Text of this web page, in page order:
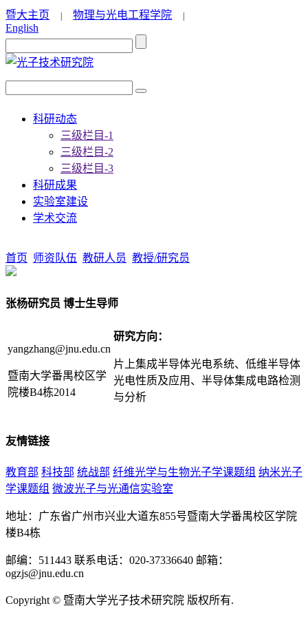
暨大主页 物理与光电工程学院
English
科研动态
三级栏目-1
三级栏目-2
三级栏目-3
科研成果
实验室建设
学术交流
首页 师资队伍 教研人员 教授/研究员
张杨研究员 博士生导师
yangzhang@jnu.edu.cn
暨南大学番禺校区学
院楼B4栋2014
研究方向：
片上集成半导体光电系统、低维半导体
光电性质及应用、半导体集成电路检测
与分析
友情链接
教育部 科技部 统战部 纤维光学与生物光子学课题组 纳米光子
学课题组 微波光子与光通信实验室
地址：广东省广州市兴业大道东855号暨南大学番禺校区学院
楼B4栋
邮编：511443 联系电话：020-37336640 邮箱：
ogzjs@jnu.edu.cn
Copyright © 暨南大学光子技术研究院 版权所有.